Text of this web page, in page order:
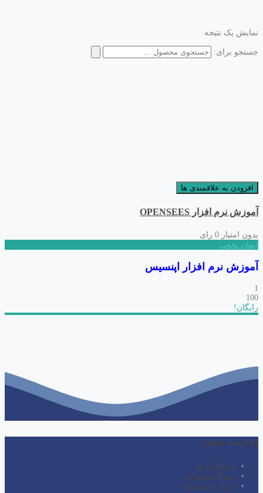
نمایش یک نتیجه
جستجو برای:
افزودن به علاقمندی ها
آموزش نرم افزار OPENSEES
بدون امتیاز 0 رای
ایمان نخعی
آموزش نرم افزار اپنسیس
1
100
رایگان!
دسترسی سریع
ارتباط با ما
سوالات متداول
ورود یا ثبت نام